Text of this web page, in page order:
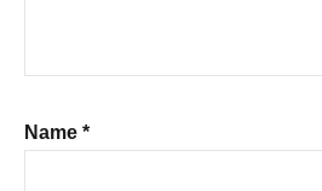
Name *